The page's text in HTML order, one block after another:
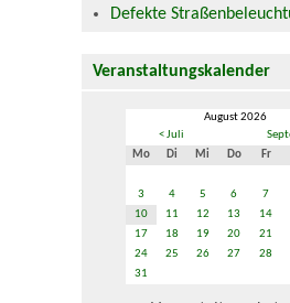
Defekte
Veranstaltungskalender
August 2026
< Juli
Mo
Di Mi Do Fr
3
4 5 6 7
10
11 12 13 14
17
18 19 20 21
24
25 26 27 28
31